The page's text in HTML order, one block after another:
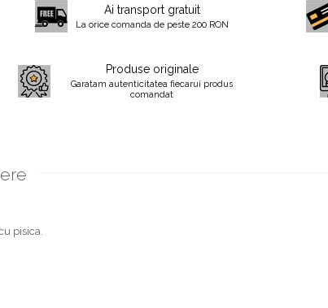
Ai transport gratuit
La orice comanda de peste 200 RON
Produse originale
Garatam autenticitatea fiecarui produs
comandat
pisica.